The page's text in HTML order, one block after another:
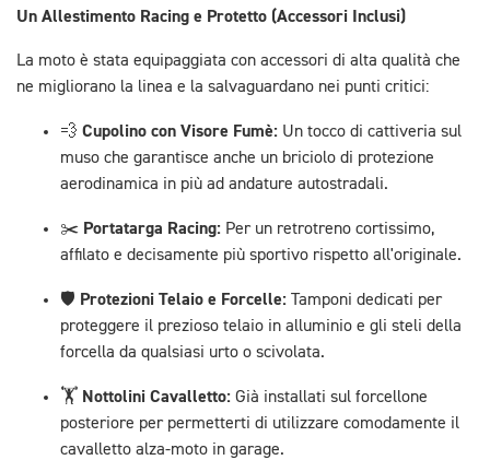
Un Allestimento Racing e Protetto (Accessori Inclusi)
La moto è stata equipaggiata con accessori di alta qualità che
ne migliorano la linea e la salvaguardano nei punti critici:
💨 Cupolino con Visore Fumè: Un tocco di cattiveria sul
muso che garantisce anche un briciolo di protezione
aerodinamica in più ad andature autostradali.
✂️ Portatarga Racing: Per un retrotreno cortissimo,
affilato e decisamente più sportivo rispetto all'originale.
🛡️ Protezioni Telaio e Forcelle: Tamponi dedicati per
proteggere il prezioso telaio in alluminio e gli steli della
forcella da qualsiasi urto o scivolata.
🏋️ Nottolini Cavalletto: Già installati sul forcellone
posteriore per permetterti di utilizzare comodamente il
cavalletto alza-moto in garage.